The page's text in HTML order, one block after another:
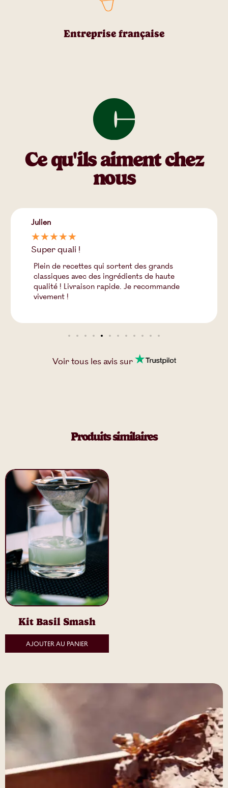
Entreprise française
Ce qu'ils aiment chez
nous
Julien
☆☆☆☆☆
Super quali !
Plein de recettes qui sortent des grands
classiques avec des ingrédients de haute
qualité ! Livraison rapide. Je recommande
vivement !
Voir tous lesavissur
Produits similaires
Kit Basil Smash
AJOUTER AU PANIER